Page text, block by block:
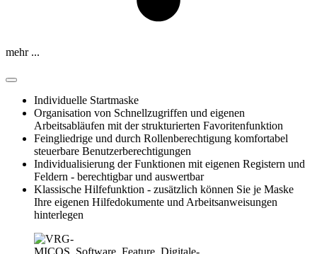
mehr ...
Individuelle Startmaske
Organisation von Schnellzugriffen und eigenen
Arbeitsabläufen mit der strukturierten Favoritenfunktion
Feingliedrige und durch Rollenberechtigung komfortabel
steuerbare Benutzerberechtigungen
Individualisierung der Funktionen mit eigenen Registern und
Feldern - berechtigbar und auswertbar
Klassische Hilfefunktion - zusätzlich können Sie je Maske
Ihre eigenen Hilfedokumente und Arbeitsanweisungen
hinterlegen